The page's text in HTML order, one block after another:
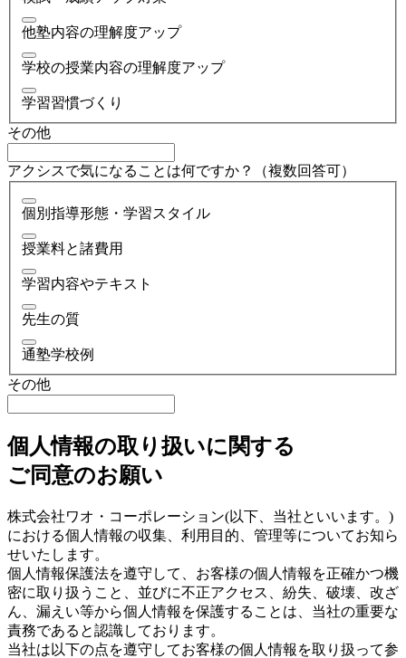
他塾内容の理解度アップ
学校の授業内容の理解度アップ
学習習慣づくり
その他
アクシスで気になることは何ですか？（複数回答可）
個別指導形態・学習スタイル
授業料と諸費用
学習内容やテキスト
先生の質
通塾学校例
その他
個人情報の取り扱いに関する
ご同意のお願い
株式会社ワオ・コーポレーション(以下、当社といいます。)
における個人情報の収集、利用目的、管理等についてお知ら
せいたします。
個人情報保護法を遵守して、お客様の個人情報を正確かつ機
密に取り扱うこと、並びに不正アクセス、紛失、破壊、改ざ
ん、漏えい等から個人情報を保護することは、当社の重要な
責務であると認識しております。
当社は以下の点を遵守してお客様の個人情報を取り扱って参